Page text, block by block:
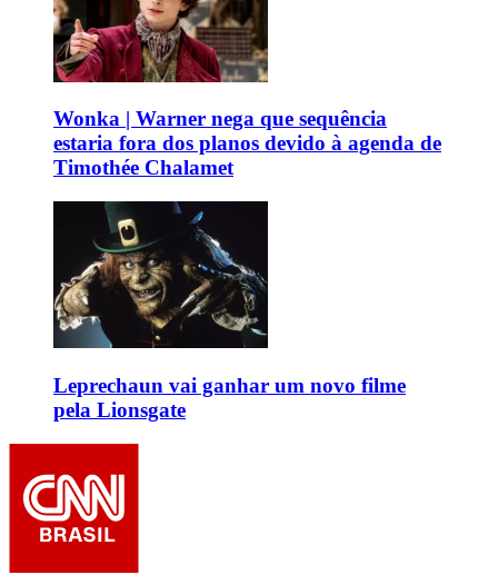
Wonka | Warner nega que sequência
estaria fora dos planos devido à agenda de
Timothée Chalamet
Leprechaun vai ganhar um novo filme
pela Lionsgate